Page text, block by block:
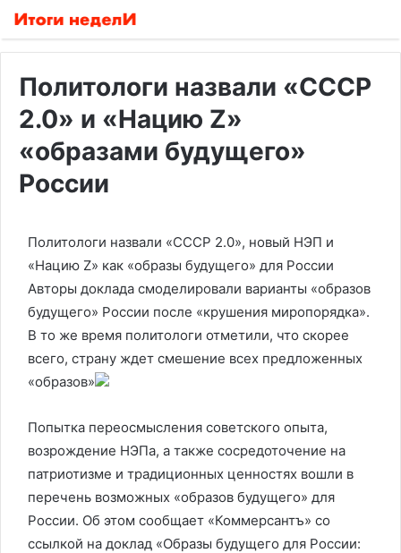
Политологи назвали «СССР
2.0» и «Нацию Z»
«образами будущего»
России
Политологи назвали «СССР 2.0», новый НЭП и
«Нацию Z» как «образы будущего» для России
Авторы доклада смоделировали варианты «образов
будущего» России после «крушения миропорядка».
В то же время политологи отметили, что скорее
всего, страну ждет смешение всех предложенных
«образов»
Попытка переосмысления советского опыта,
возрождение НЭПа, а также сосредоточение на
патриотизме и традиционных ценностях вошли в
перечень возможных «образов будущего» для
России. Об этом сообщает «Коммерсантъ» со
ссылкой на доклад «Образы будущего для России: